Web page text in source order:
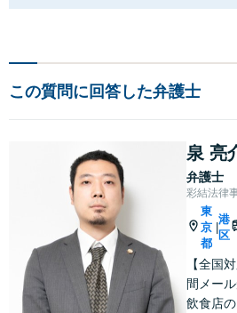
この質問に回答した弁護士
泉 亮
弁護士
彩結法律
東
京
都
港
区
【全国
間メー
飲食店